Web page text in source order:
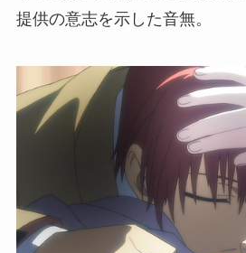
提供の意志を示した音無。